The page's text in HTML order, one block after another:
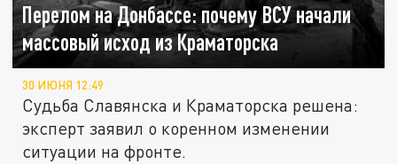
Перелом на Донбассе: почему ВСУ начали
массовый исход из Краматорска
30 ИЮНЯ 12:49
Судьба Славянска и Краматорска решена:
эксперт заявил о коренном изменении
ситуации на фронте.